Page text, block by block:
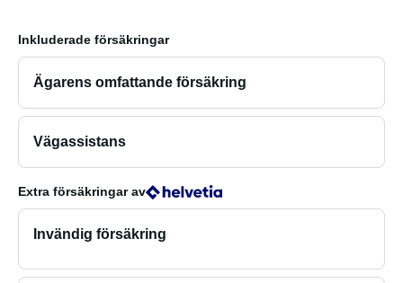
skotrar med en maximal belastning på upp till 130 kg
Observera: Monteringssystemet måste anpassas
individuellt till de två cyklarna som transporteras (inget
standardsystem ingår!). Jag hjälper gärna till med detta
stora fritidsbatterierna (2 x 120Ah) och 1500W ren
sinusvågsomvandlare, gör dig oberoende av
Inkluderade försäkringar
Ägarens omfattande försäkring
Vägassistans
Extra försäkringarav
Invändig försäkring